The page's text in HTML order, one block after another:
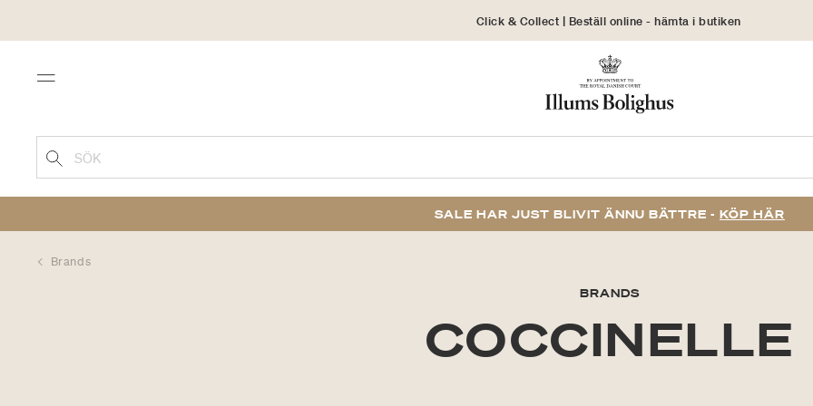
Click & Collect | Beställ online - hämta i butiken
30 dagars returrätt
Menu
SÖK
SALE HAR JUST BLIVIT ÄNNU BÄTTRE - KÖP HÄR
Brands
BRANDS
COCCINELLE